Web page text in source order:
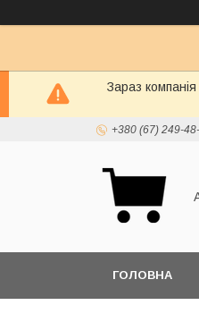
Зараз
+380 (67) 249-
ГОЛОВНА